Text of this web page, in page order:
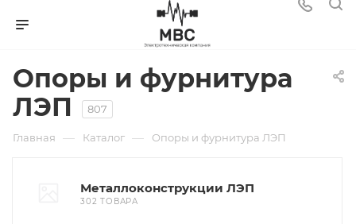
Опоры и фурнитура
ЛЭП
807
Главная — Каталог — Опоры и фурнитура ЛЭП
Металлоконструкции ЛЭП
302 ТОВАРА